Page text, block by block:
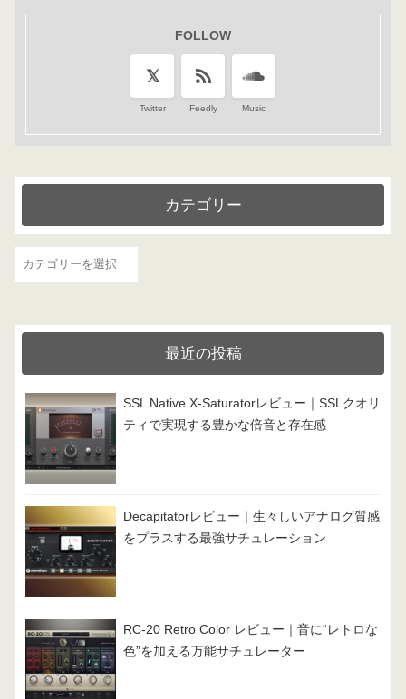
FOLLOW
Twitter Feedly Music
カテゴリー
カ
リ
最近の投稿
SSL Native X-Saturatorレビュー｜SSLクオリ
ティで実現する豊かな倍音と存在感
Decapitatorレビュー｜生々しいアナログ質感
をプラスする最強サチュレーション
RC-20 Retro Color レビュー｜音に“レトロな
色”を加える万能サチュレーター